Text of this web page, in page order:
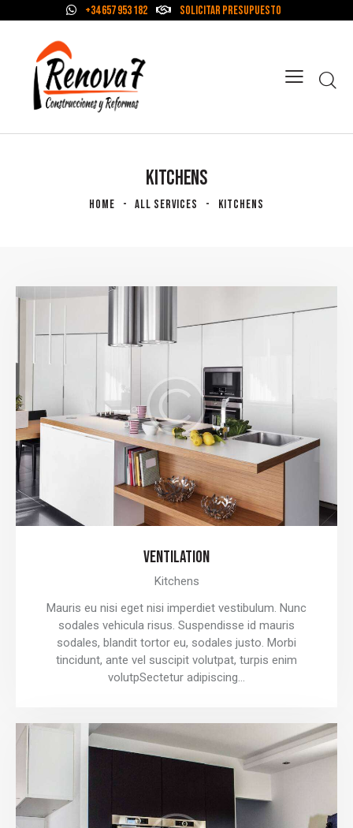
+34 657 953 182 Solicitar Presupuesto
KITCHENS
HOME ALL SERVICES KITCHENS
VENTILATION
Kitchens
Mauris eu nisi eget nisi imperdiet vestibulum. Nunc
sodales vehicula risus. Suspendisse id mauris
sodales, blandit tortor eu, sodales justo. Morbi
tincidunt, ante vel suscipit volutpat, turpis enim
volutpSectetur adipiscing…